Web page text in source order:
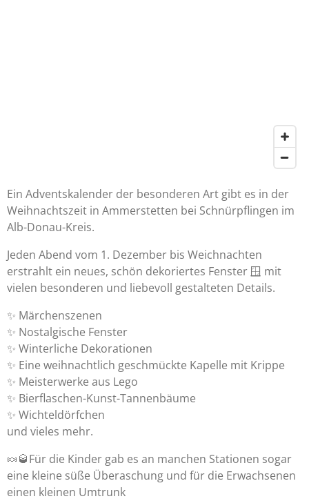
Ein Adventskalender der besonderen Art gibt es in der
Weihnachtszeit in Ammerstetten bei Schnürpflingen im
Alb-Donau-Kreis.
Jeden Abend vom 1. Dezember bis Weichnachten
erstrahlt ein neues, schön dekoriertes Fenster 🪟 mit
vielen besonderen und liebevoll gestalteten Details.
✨️ Märchenszenen
✨️ Nostalgische Fenster
✨️ Winterliche Dekorationen
✨️ Eine weihnachtlich geschmückte Kapelle mit Krippe
✨️ Meisterwerke aus Lego
✨️ Bierflaschen-Kunst-Tannenbäume
✨️ Wichteldörfchen
und vieles mehr.
🍬🥃Für die Kinder gab es an manchen Stationen sogar
eine kleine süße Überaschung und für die Erwachsenen
einen kleinen Umtrunk